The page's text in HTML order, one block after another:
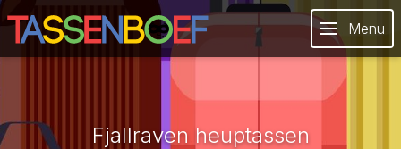
Menu
Fjallraven heuptassen